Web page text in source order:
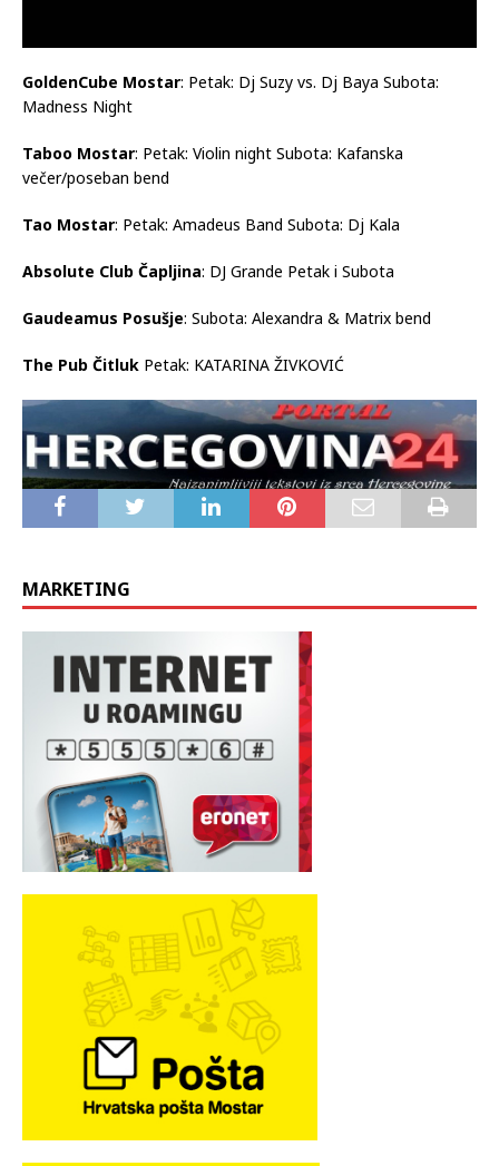
GoldenCube Mostar: Petak: Dj Suzy vs. Dj Baya Subota:
Madness Night
Taboo Mostar: Petak: Violin night Subota: Kafanska
večer/poseban bend
Tao Mostar: Petak: Amadeus Band Subota: Dj Kala
Absolute Club Čapljina: DJ Grande Petak i Subota
Gaudeamus Posušje: Subota: Alexandra & Matrix bend
The Pub Čitluk Petak: KATARINA ŽIVKOVIĆ
MARKETING